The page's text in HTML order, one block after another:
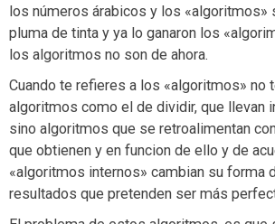
los números árabicos y los «algoritmos»
pluma de tinta y ya lo ganaron los
los algoritmos no son de ahora.
Cuando te refieres a los «algoritmos» no
algoritmos como el de dividir, que llevan
sino algoritmos que se retroalimentan
que obtienen y en funcion de ello y de
«algoritmos internos» cambian su forma
resultados que pretenden ser más